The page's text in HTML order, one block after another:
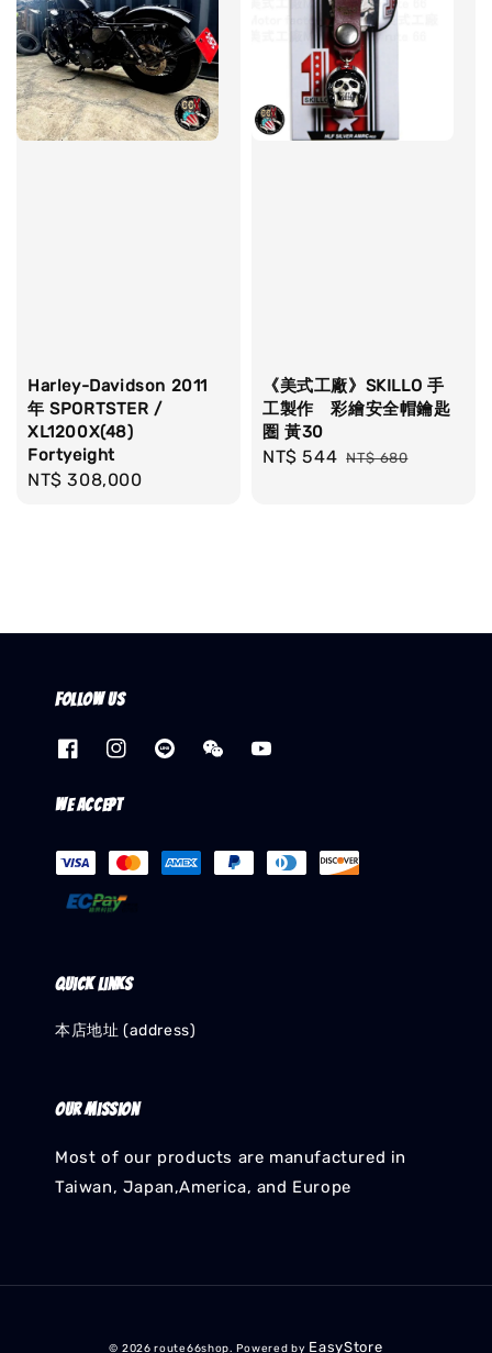
Harley-Davidson 2011
年 SPORTSTER /
XL1200X(48)
Fortyeight
Regular
NT$ 308,000
《美式工廠》SKILLO 手
工製作 彩繪安全帽鑰匙
圏 黃30
Sale
NT$ 544 Regular
NT$ 680
Follow us
We accept
Quick links
本店地址 (address)
Our mission
Most of our products are manufactured in
Taiwan, Japan,America, and Europe
© 2026 route66shop. Powered by EasyStore